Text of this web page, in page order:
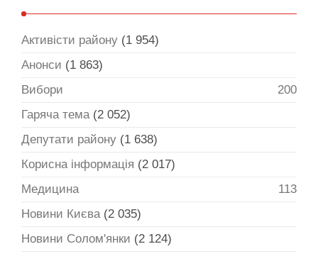
Активісти району (1 954)
Анонси (1 863)
Вибори
200
Гаряча тема(2 052)
Депутати району (1 638)
Корисна інформація (2 017)
Медицина
113
Новини Києва(2 035)
Новини Солом'янки (2 124)